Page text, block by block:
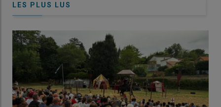
LES PLUS LUS